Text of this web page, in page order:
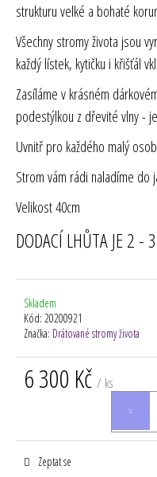
strukturu velké a bohaté
Všechny stromy života jsou
každý lístek, kytičku i křišťál
Zasíláme v krásném
podestýlkou z dřevité vlny -
Uvnitř pro každého malý
Strom vám rádi naladíme do
Velikost 40cm
DODACÍ LHŮTA JE 2 -
Skladem
Kód: 20200921
Značka: Drátované stromy života
6 300 Kč / ks
Zeptat se